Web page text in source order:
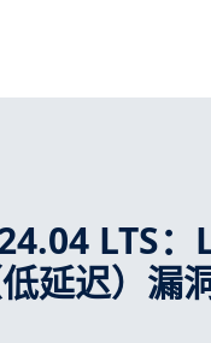
LTS
延迟）漏